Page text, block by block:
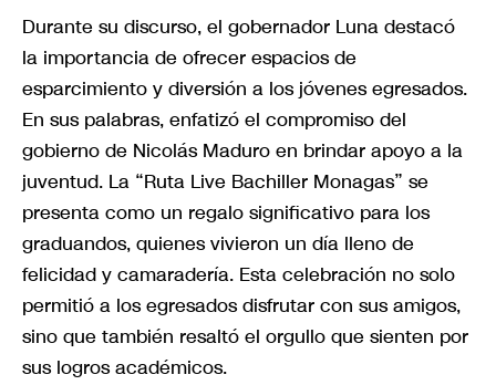
Durante su discurso, el gobernador Luna destacó
la importancia de ofrecer espacios de
esparcimiento y diversión a los jóvenes egresados.
En sus palabras, enfatizó el compromiso del
gobierno de Nicolás Maduro en brindar apoyo a la
juventud. La “Ruta Live Bachiller Monagas” se
presenta como un regalo significativo para los
graduandos, quienes vivieron un día lleno de
felicidad y camaradería. Esta celebración no solo
permitió a los egresados disfrutar con sus amigos,
sino que también resaltó el orgullo que sienten por
sus logros académicos.